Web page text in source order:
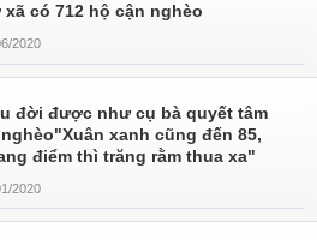
có 712 hộ cận nghèo
2020
đời được như cụ bà quyết tâm
xanh cũng đến 85,
điểm thì trăng rằm thua xa"
2020